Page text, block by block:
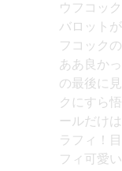
ウフコッ
バロット
フコック
ああ良か
の最後に
クにすら
ールだけ
ラフィ！
フィ可愛